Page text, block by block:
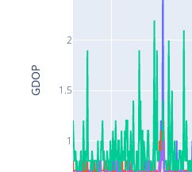
1
1.5
2
GDOP